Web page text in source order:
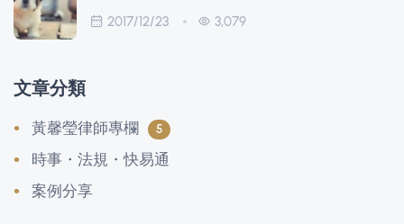
2017/12/23 3,079
文章分類
黃馨瑩律師專欄 5
時事・法規・快易通
案例分享